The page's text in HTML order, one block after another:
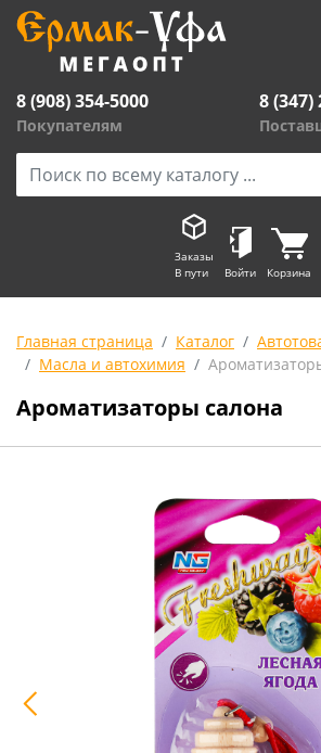
8 (908) 354-5000
Покупателям
8 (347)
Заказы
В пути
Войти Корзина
Главная страница Каталог
Масла и автохимия
Ароматизаторы салона